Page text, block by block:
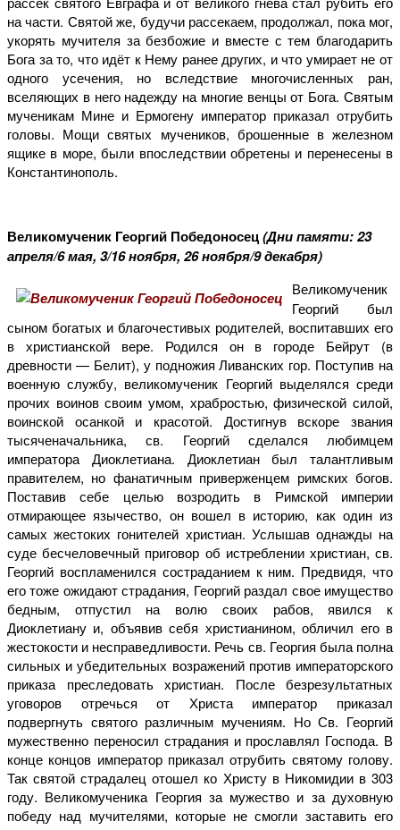
на части. Святой же, будучи рассекаем, продолжал, пока мог,
укорять мучителя за безбожие и вместе с тем благодарить
Бога за то, что идёт к Нему ранее других, и что умирает не от
одного усечения, но вследствие многочисленных ран,
вселяющих в него надежду на многие венцы от Бога. Святым
мученикам Мине и Ермогену император приказал отрубить
головы. Мощи святых мучеников, брошенные в железном
ящике в море, были впоследствии обретены и перенесены в
Константинополь.
Великомученик Георгий Победоносец(Дни памяти: 23
апреля/6 мая, 3/16 ноября, 26 ноября/9 декабря)
Великомученик
Георгий был
сыном богатых и благочестивых родителей, воспитавших его
в христианской вере. Родился он в городе Бейрут (в
древности — Белит), у подножия Ливанских гор. Поступив на
военную службу, великомученик Георгий выделялся среди
прочих воинов своим умом, храбростью, физической силой,
воинской осанкой и красотой. Достигнув вскоре звания
тысяченачальника, св. Георгий сделался любимцем
императора Диоклетиана. Диоклетиан был талантливым
правителем, но фанатичным приверженцем римских богов.
Поставив себе целью возродить в Римской империи
отмирающее язычество, он вошел в историю, как один из
самых жестоких гонителей христиан. Услышав однажды на
суде бесчеловечный приговор об истреблении христиан, св.
Георгий воспламенился состраданием к ним. Предвидя, что
его тоже ожидают страдания, Георгий раздал свое имущество
бедным, отпустил на волю своих рабов, явился к
Диоклетиану и, объявив себя христианином, обличил его в
жестокости и несправедливости. Речь св. Георгия была полна
сильных и убедительных возражений против императорского
приказа преследовать христиан. После безрезультатных
уговоров отречься от Христа император приказал
подвергнуть святого различным мучениям. Но Св. Георгий
мужественно переносил страдания и прославлял Господа. В
конце концов император приказал отрубить святому голову.
Так святой страдалец отошел ко Христу в Никомидии в 303
году. Великомученика Георгия за мужество и за духовную
победу над мучителями, которые не смогли заставить его